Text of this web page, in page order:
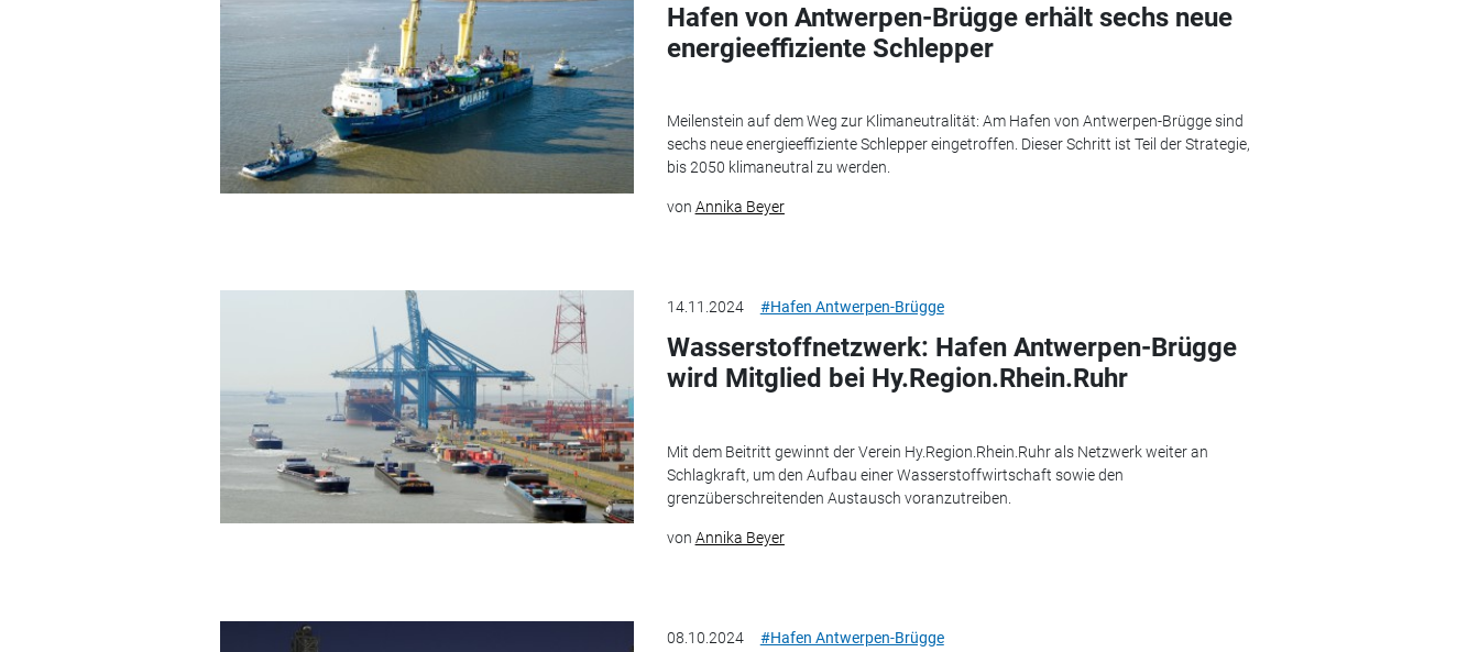
Hafen von Antwerpen-Brügge erhält sechs neue
energieeffiziente Schlepper
Meilenstein auf dem Weg zur Klimaneutralität: Am Hafen von Antwerpen-Brügge sind
sechs neue energieeffiziente Schlepper eingetroffen. Dieser Schritt ist Teil der Strategie,
bis 2050 klimaneutral zu werden.
von Annika Beyer
14.11.2024 #Hafen Antwerpen-Brügge
Wasserstoffnetzwerk: Hafen Antwerpen-Brügge
wird Mitglied bei Hy.Region.Rhein.Ruhr
Mit dem Beitritt gewinnt der Verein Hy.Region.Rhein.Ruhr als Netzwerk weiter an
Schlagkraft, um den Aufbau einer Wasserstoffwirtschaft sowie den
grenzüberschreitenden Austausch voranzutreiben.
von Annika Beyer
08.10.2024 #Hafen Antwerpen-Brügge